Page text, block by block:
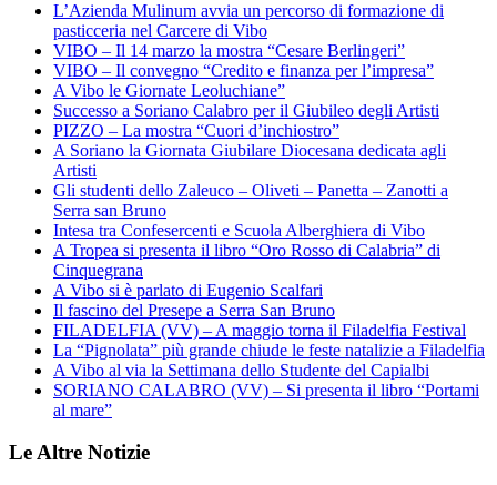
L’Azienda Mulinum avvia un percorso di formazione di
pasticceria nel Carcere di Vibo
VIBO – Il 14 marzo la mostra “Cesare Berlingeri”
VIBO – Il convegno “Credito e finanza per l’impresa”
A Vibo le Giornate Leoluchiane”
Successo a Soriano Calabro per il Giubileo degli Artisti
PIZZO – La mostra “Cuori d’inchiostro”
A Soriano la Giornata Giubilare Diocesana dedicata agli
Artisti
Gli studenti dello Zaleuco – Oliveti – Panetta – Zanotti a
Serra san Bruno
Intesa tra Confesercenti e Scuola Alberghiera di Vibo
A Tropea si presenta il libro “Oro Rosso di Calabria” di
Cinquegrana
A Vibo si è parlato di Eugenio Scalfari
Il fascino del Presepe a Serra San Bruno
FILADELFIA (VV) – A maggio torna il Filadelfia Festival
La “Pignolata” più grande chiude le feste natalizie a Filadelfia
A Vibo al via la Settimana dello Studente del Capialbi
SORIANO CALABRO (VV) – Si presenta il libro “Portami
al mare”
Le Altre Notizie